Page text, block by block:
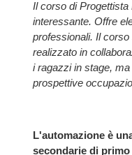
Il corso di
interessante. Offre
professionali. Il
realizzato in
i ragazzi in stage,
prospettive
L'automazione è
secondarie di